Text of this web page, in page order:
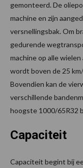
gemonteerd. De
machine en zijn
versnellingsbak. Om
gedurende
machine op alle
wordt boven de 25
Bovendien kan de
verschillende
hoogste 1000/65R32
Capaciteit
Capaciteit begint bij